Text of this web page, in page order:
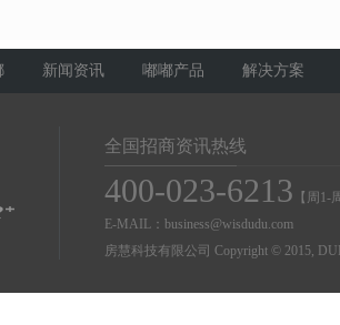
新闻资讯 嘟嘟产品 解决方案
全国招商资讯热线
400-023-6213 【周1-
E-MAIL：business@wisdudu.com
房慧科技有限公司 Copyright © 2015,